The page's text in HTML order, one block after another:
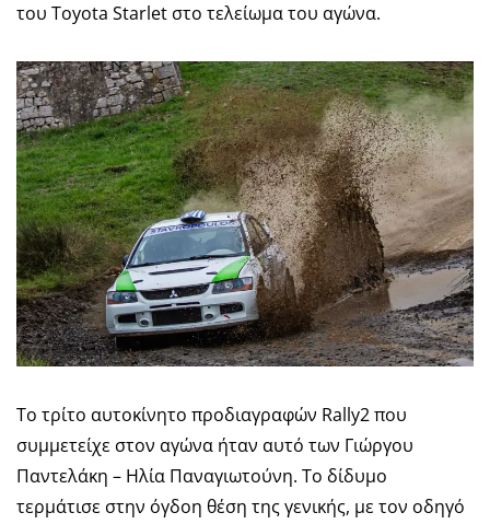
του Toyota Starlet στο τελείωμα του αγώνα.
Το τρίτο αυτοκίνητο προδιαγραφών Rally2 που
συμμετείχε στον αγώνα ήταν αυτό των Γιώργου
Παντελάκη – Ηλία Παναγιωτούνη. Το δίδυμο
τερμάτισε στην όγδοη θέση της γενικής, με τον οδηγό